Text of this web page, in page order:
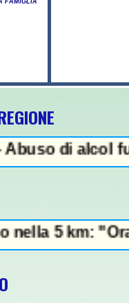
fuori
"Ora ci
IN